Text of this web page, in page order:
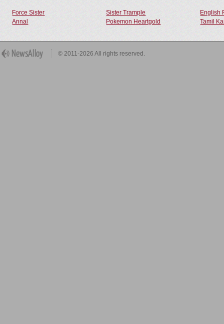
Force Sister Sister Trample
English
Annal
Pokemon Heartgold Tamil
© 2011-2026 All rights reserved.